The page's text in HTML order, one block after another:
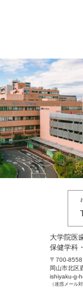
大学院医
保健学科
〒700-8558
岡山市北区
ishiyaku-g-
（迷惑メール